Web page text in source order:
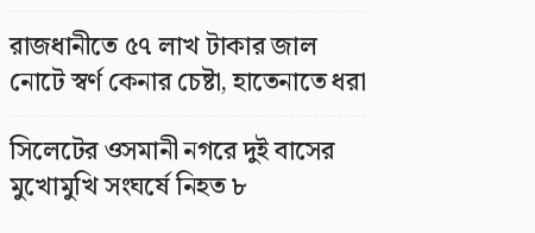
রাজধানীতে ৫৭ লাখ টাকার জাল
নোটে স্বর্ণ কেনার চেষ্টা, হাতেনাতে ধরা
সিলেটের ওসমানী নগরে দুই বাসের
মুখোমুখি সংঘর্ষে নিহত ৮